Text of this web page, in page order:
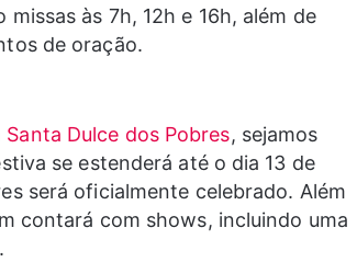
às 7h, 12h e 16h, além de
de oração.
Santa Dulce dos Pobres, sejamos
se estenderá até o dia 13 de
será oficialmente celebrado. Além
contará com shows, incluindo uma